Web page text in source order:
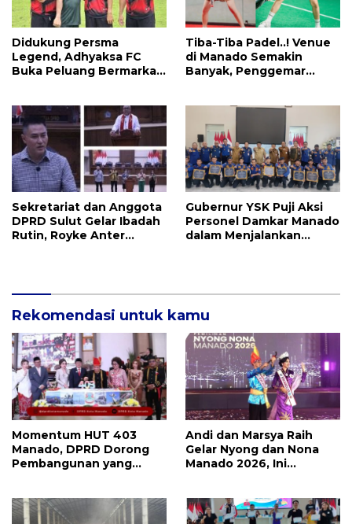
Didukung Persma
Legend, Adhyaksa FC
Buka Peluang Bermarkas
Tiba-Tiba Padel..! Venue
di Manado Semakin
Banyak, Penggemar
Sekretariat dan Anggota
DPRD Sulut Gelar Ibadah
Rutin, Royke Anter
Gubernur YSK Puji Aksi
Personel Damkar Manado
dalam Menjalankan
Rekomendasi untuk kamu
Momentum HUT 403
Manado, DPRD Dorong
Pembangunan yang
Andi dan Marsya Raih
Gelar Nyong dan Nona
Manado 2026, Ini